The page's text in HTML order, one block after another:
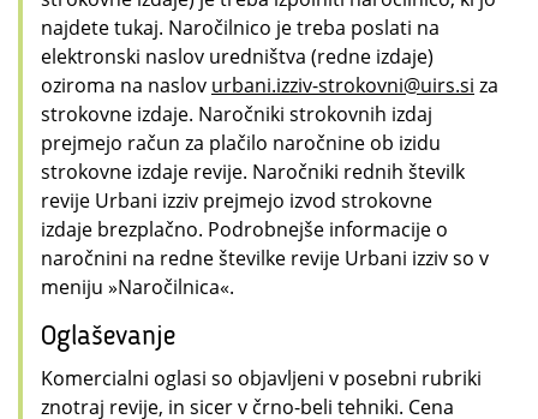
najdete tukaj. Naročilnico je treba poslati na
elektronski naslov uredništva (redne izdaje)
oziroma na naslov urbani.izziv-strokovni@uirs.si za
strokovne izdaje. Naročniki strokovnih izdaj
prejmejo račun za plačilo naročnine ob izidu
strokovne izdaje revije. Naročniki rednih številk
revije Urbani izziv prejmejo izvod strokovne
izdaje brezplačno. Podrobnejše informacije o
naročnini na redne številke revije Urbani izziv so v
meniju »Naročilnica«.
Oglaševanje
Komercialni oglasi so objavljeni v posebni rubriki
znotraj revije, in sicer v črno-beli tehniki. Cena